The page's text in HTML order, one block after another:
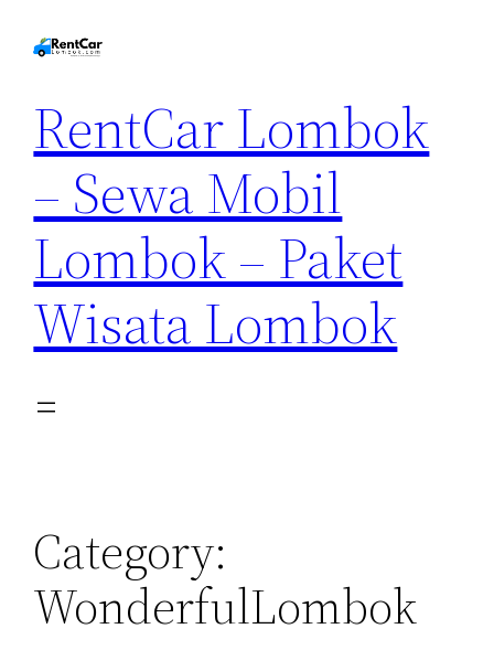
RentCar Lombok
– Sewa Mobil
Lombok – Paket
Wisata Lombok
Category:
WonderfulLombok